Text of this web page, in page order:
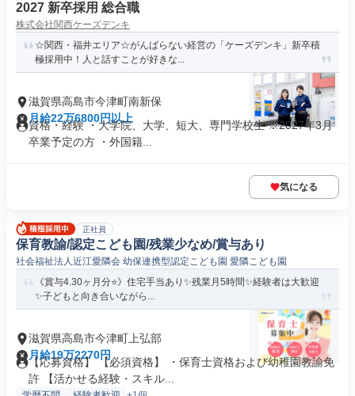
2027 新卒採用 総合職
株式会社関西ケーズデンキ
☆関西・福井エリア☆がんばらない経営の「ケーズデンキ」新卒積
極採用中！人と話すことが好きな...
滋賀県高島市今津町南新保
月給22万6800円以上
資格・経験 ・大学院、大学、短大、専門学校生 ※2027年3月
卒業予定の方 ・外国籍...
気になる
正社員
保育教諭/認定こども園/残業少なめ/賞与あり
社会福祉法人近江愛隣会 幼保連携型認定こども園 愛隣こども園
《賞与4.30ヶ月分⭐》住宅手当あり✨残業月5時間✨経験者は大歓迎
✨子どもと向き合いながら...
滋賀県高島市今津町上弘部
月給19万2270円
【応募資格】 【必須資格】 ・保育士資格および幼稚園教諭免
許 【活かせる経験・スキル...